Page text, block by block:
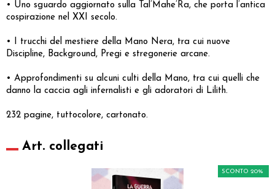
• Uno sguardo aggiornato sulla Tal’Mahe’Ra, che porta l’antica
cospirazione nel XXI secolo.
• I trucchi del mestiere della Mano Nera, tra cui nuove
Discipline, Background, Pregi e stregonerie arcane.
• Approfondimenti su alcuni culti della Mano, tra cui quelli che
danno la caccia agli infernalisti e gli adoratori di Lilith.
232 pagine, tuttocolore, cartonato.
Art. collegati
SCONTO 20%